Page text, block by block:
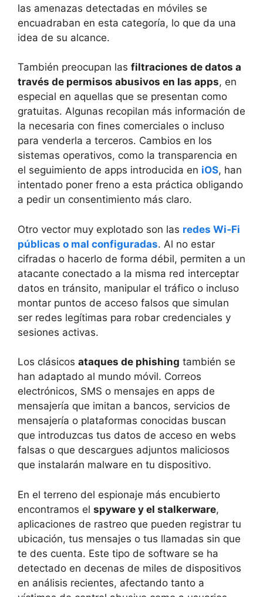
las amenazas detectadas en móviles se
encuadraban en esta categoría, lo que da una
idea de su alcance.
También preocupan las filtraciones de datos a
través de permisos abusivos en las apps, en
especial en aquellas que se presentan como
gratuitas. Algunas recopilan más información de
la necesaria con fines comerciales o incluso
para venderla a terceros. Cambios en los
sistemas operativos, como la transparencia en
el seguimiento de apps introducida en iOS, han
intentado poner freno a esta práctica obligando
a pedir un consentimiento más claro.
Otro vector muy explotado son las redes Wi‑Fi
públicas o mal configuradas. Al no estar
cifradas o hacerlo de forma débil, permiten a un
atacante conectado a la misma red interceptar
datos en tránsito, manipular el tráfico o incluso
montar puntos de acceso falsos que simulan
ser redes legítimas para robar credenciales y
sesiones activas.
Los clásicos ataques de phishing también se
han adaptado al mundo móvil. Correos
electrónicos, SMS o mensajes en apps de
mensajería que imitan a bancos, servicios de
mensajería o plataformas conocidas buscan
que introduzcas tus datos de acceso en webs
falsas o que descargues adjuntos maliciosos
que instalarán malware en tu dispositivo.
En el terreno del espionaje más encubierto
encontramos el spyware y el stalkerware,
aplicaciones de rastreo que pueden registrar tu
ubicación, tus mensajes o tus llamadas sin que
te des cuenta. Este tipo de software se ha
detectado en decenas de miles de dispositivos
en análisis recientes, afectando tanto a